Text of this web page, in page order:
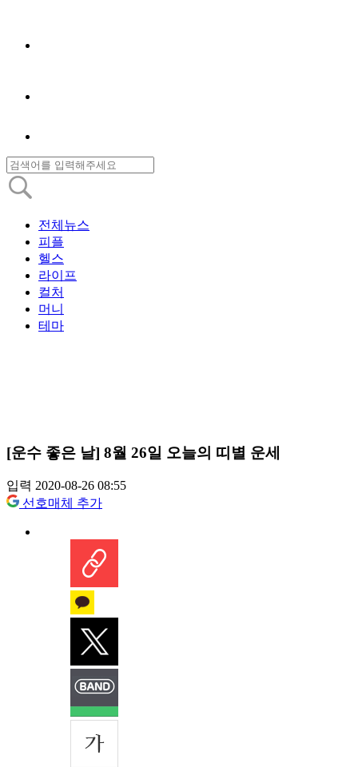
전체뉴스
피플
헬스
라이프
컬처
머니
테마
[운수 좋은 날] 8월 26일 오늘의 띠별 운세
입력 2020-08-26 08:55
선호매체 추가